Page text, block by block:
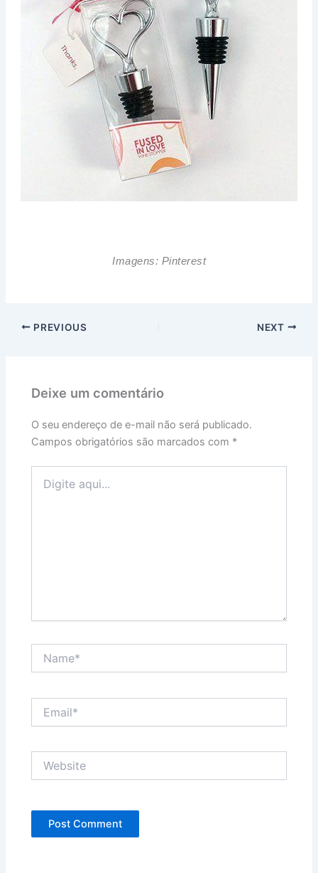
Imagens: Pinterest
PREVIOUS NEXT
Deixe um comentário
O seu endereço de e-mail não será publicado.
Campos obrigatórios são marcados com *
aqui...